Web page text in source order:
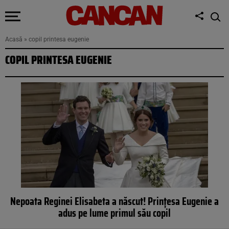
Acasă » copil printesa eugenie
COPIL PRINTESA EUGENIE
Nepoata Reginei Elisabeta a născut! Prințesa Eugenie a
adus pe lume primul său copil